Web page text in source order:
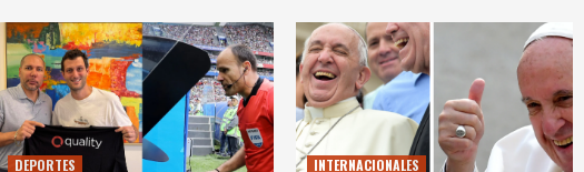
DEPORTES INTERNACIONALES